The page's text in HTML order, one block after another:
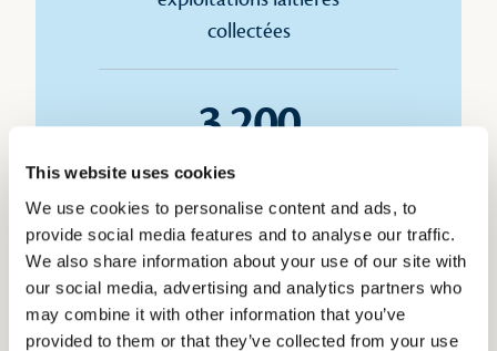
This website uses cookies
We use cookies to personalise content and ads, to
provide social media features and to analyse our traffic.
We also share information about your use of our site with
our social media, advertising and analytics partners who
may combine it with other information that you’ve
provided to them or that they’ve collected from your use
collectées
3 200
salariés
1,5
milliard de litres de lait
collectés par an